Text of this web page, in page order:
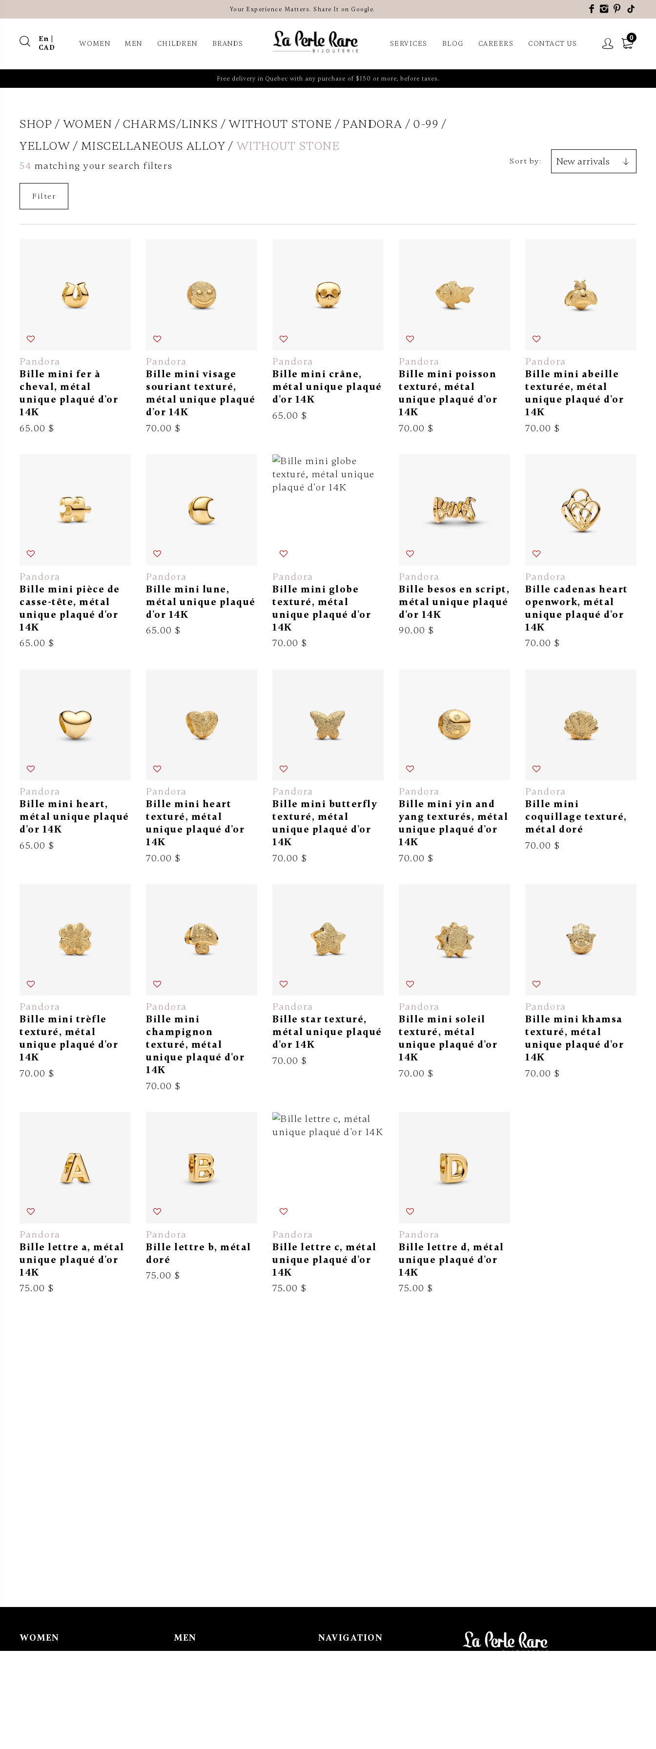
Your Experience Matters. Share It on Google.
En |
CAD
WOMEN MEN CHILDREN BRANDS SERVICES BLOG CAREERS CONTACT US
0
Free delivery in Quebec with any purchase of $150 or more, before taxes.
SHOP WOMEN CHARMS/LINKS WITHOUT STONE PANDORA
0-99
YELLOW
MISCELLANEOUS ALLOY WITHOUT STONE
54 matching your search filters Sort by:
Filter
Pandora
Bille mini fer à
cheval, métal
unique plaqué d'or
14K
65.00 $
Pandora
Bille mini visage
souriant texturé,
métal unique plaqué
d'or 14K
70.00 $
Pandora
Bille mini crâne,
métal unique plaqué
d'or 14K
65.00 $
Pandora
Bille mini poisson
texturé, métal
unique plaqué d'or
14K
70.00 $
Pandora
Bille mini abeille
texturée, métal
unique plaqué d'or
14K
70.00 $
Pandora
Bille mini pièce de
casse-tête, métal
unique plaqué d'or
14K
65.00 $
Pandora
Bille mini lune,
métal unique plaqué
d'or 14K
65.00 $
Pandora
Bille mini globe
texturé, métal
unique plaqué d'or
14K
70.00 $
Pandora
Bille besos en script,
métal unique plaqué
d'or 14K
90.00 $
Pandora
Bille cadenas heart
openwork, métal
unique plaqué d'or
14K
70.00 $
Pandora
Bille mini heart,
métal unique plaqué
d'or 14K
65.00 $
Pandora
Bille mini heart
texturé, métal
unique plaqué d'or
14K
70.00 $
Pandora
Bille mini butterfly
texturé, métal
unique plaqué d'or
14K
70.00 $
Pandora
Bille mini yin and
yang texturés, métal
unique plaqué d'or
14K
70.00 $
Pandora
Bille mini
coquillage texturé,
métal doré
70.00 $
Pandora
Bille mini trèfle
texturé, métal
unique plaqué d'or
14K
70.00 $
Pandora
Bille mini
champignon
texturé, métal
unique plaqué d'or
14K
70.00 $
Pandora
Bille star texturé,
métal unique plaqué
d'or 14K
70.00 $
Pandora
Bille mini soleil
texturé, métal
unique plaqué d'or
14K
70.00 $
Pandora
Bille mini khamsa
texturé, métal
unique plaqué d'or
14K
70.00 $
Pandora
Bille lettre a, métal
unique plaqué d'or
14K
75.00 $
Pandora
Bille lettre b, métal
doré
75.00 $
Pandora
Bille lettre c, métal
unique plaqué d'or
14K
75.00 $
Pandora
Bille lettre d, métal
unique plaqué d'or
14K
75.00 $
WOMEN MEN NAVIGATION